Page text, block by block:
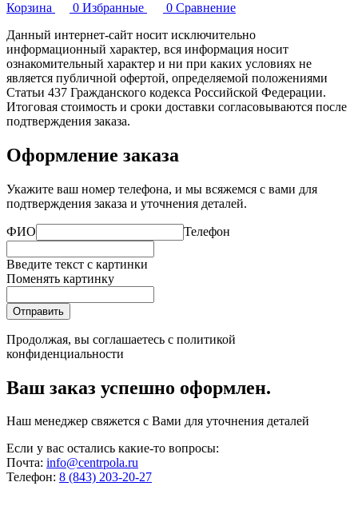
Корзина
0 Избранные 0 Сравнение
Данный интернет-сайт носит исключительно
информационный характер, вся информация носит
ознакомительный характер и ни при каких условиях не
является публичной офертой, определяемой положениями
Статьи 437 Гражданского кодекса Российской Федерации.
Итоговая стоимость и сроки доставки согласовываются после
подтверждения заказа.
Оформление заказа
Укажите ваш номер телефона, и мы всяжемся с вами для
подтверждения заказа и уточнения деталей.
ФИО Телефон
Введите текст с картинки
Поменять картинку
Отправить
Продолжая, вы соглашаетесь с политикой
конфиденциальности
Ваш заказ успешно оформлен.
Наш менеджер свяжется с Вами для уточнения деталей
Если у вас остались какие-то вопросы:
Почта: info@centrpola.ru
Телефон: 8 (843) 203-20-27